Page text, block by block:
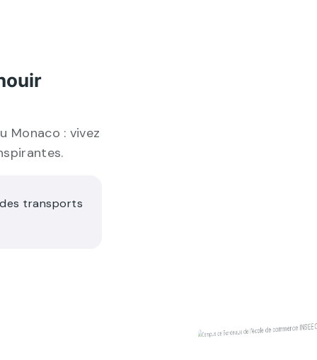
Monaco : vivez
transports